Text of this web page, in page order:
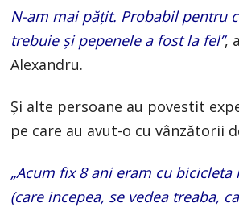
N-am mai pățit. Probabil pentru
trebuie și pepenele a fost la fel”,
Alexandru.
Și alte persoane au povestit
pe care au avut-o cu vânzătorii
„Acum fix 8 ani eram cu bicicleta
(care incepea, se vedea treaba,